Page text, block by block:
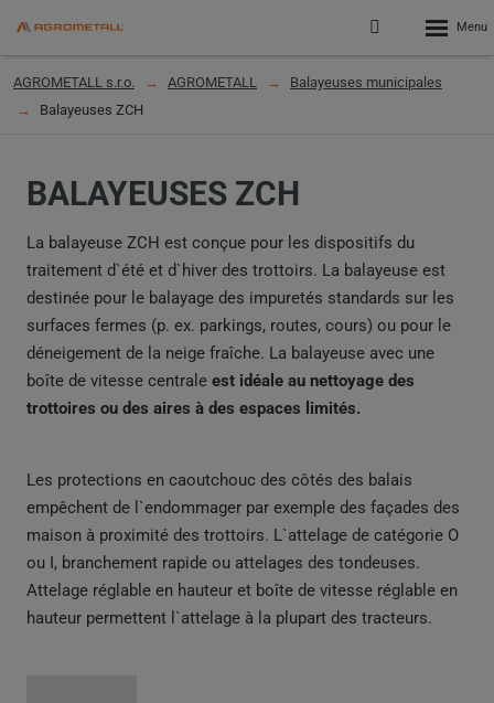
Přihlášení
do
klienstké
menu
AGROMETALL s.r.o. AGROMETALL
Balayeuses municipales
Balayeuses ZCH
BALAYEUSES ZCH
La balayeuse ZCH est conçue pour les dispositifs du
traitement d`été et d`hiver des trottoirs. La balayeuse est
destinée pour le balayage des impuretés standards sur les
surfaces fermes (p. ex. parkings, routes, cours) ou pour le
déneigement de la neige fraîche. La balayeuse avec une
boîte de vitesse centrale est idéale au nettoyage des
trottoires ou des aires à des espaces limités.
Les protections en caoutchouc des côtés des balais
empêchent de l`endommager par exemple des façades des
maison à proximité des trottoirs. L`attelage de catégorie O
ou I, branchement rapide ou attelages des tondeuses.
Attelage réglable en hauteur et boîte de vitesse réglable en
hauteur permettent l`attelage à la plupart des tracteurs.